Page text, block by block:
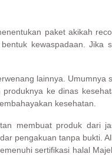
paket akikah
kewaspadaan. Jika
lainnya. Umumnya
ke dinas
kesehatan.
membuat produk dari
pengakuan tanpa bukti.
sertifikasi halal